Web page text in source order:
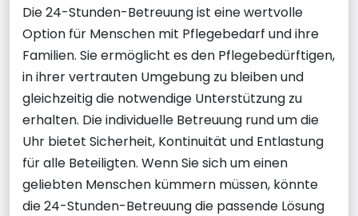
Die 24-Stunden-Betreuung ist eine wertvolle
Option für Menschen mit Pflegebedarf und ihre
Familien. Sie ermöglicht es den Pflegebedürftigen,
in ihrer vertrauten Umgebung zu bleiben und
gleichzeitig die notwendige Unterstützung zu
erhalten. Die individuelle Betreuung rund um die
Uhr bietet Sicherheit, Kontinuität und Entlastung
für alle Beteiligten. Wenn Sie sich um einen
geliebten Menschen kümmern müssen, könnte
die 24-Stunden-Betreuung die passende Lösung